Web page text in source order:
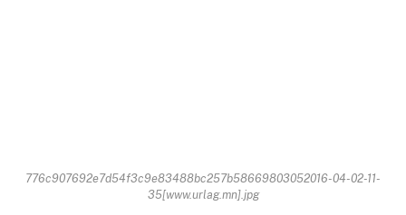
776c907692e7d54f3c9e83488bc257b58669803052016-04-02-11-
35[www.urlag.mn].jpg